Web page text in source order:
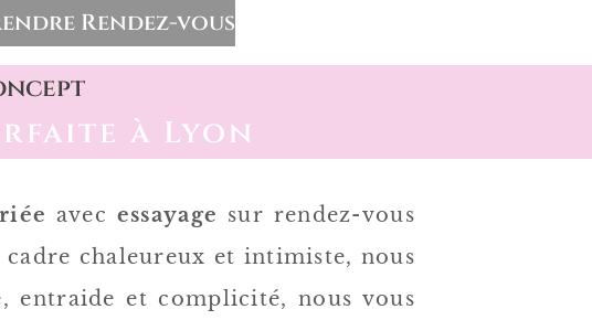
Rendez-vous
à Lyon
avec essayage sur rendez-vous
cadre chaleureux et intimiste, nous
entraide et complicité, nous vous